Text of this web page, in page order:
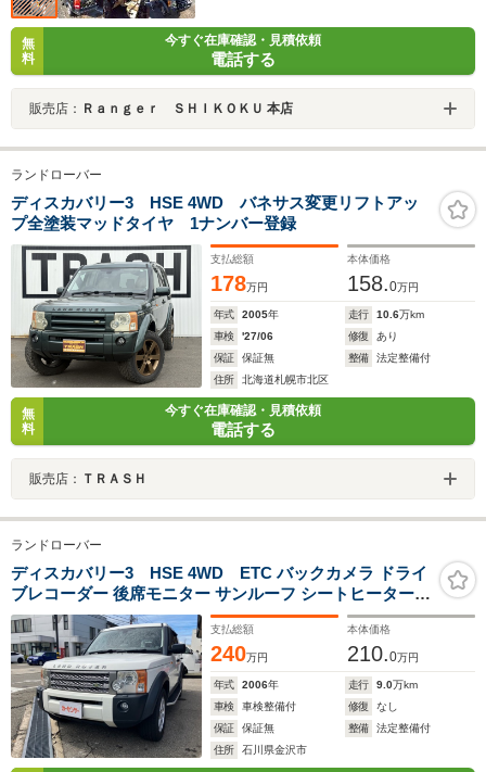
無
料
今すぐ在庫確認・見積依頼
電話する
販売店： Ｒａｎｇｅｒ ＳＨＩＫＯＫＵ 本店
ランドローバー
ディスカバリー3 HSE 4WD バネサス変更リフトアッ
プ全塗装マッドタイヤ 1ナンバー登録
支払総額
178万円
本体価格
158.0万円
年式 2005年 走行 10.6万km
車検
'27/06 修復
あり
保証
保証無 整備
法定整備付
住所
北海道札幌市北区
無
料
今すぐ在庫確認・見積依頼
電話する
販売店： ＴＲＡＳＨ
ランドローバー
ディスカバリー3 HSE 4WD ETC バックカメラ ドライ
ブレコーダー 後席モニター サンルーフ シートヒーター
DVD CD ナビ 3列シート 電動シート エアサスペンション
前後交換済 Airplay
支払総額
240万円
本体価格
210.0万円
年式 2006年 走行 9.0万km
車検
車検整備付 修復
なし
保証
保証無 整備
法定整備付
住所
石川県金沢市